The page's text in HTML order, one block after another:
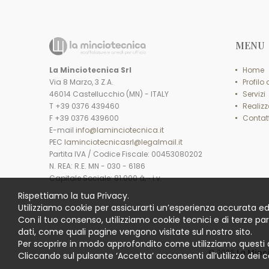
La Minciotecnica Srl
Via 8 Marzo, 3 Z.A.
46014 Castellucchio (MN) - ITALY
T +39 0376 439460
F +39 0376 439600
E-mail info@laminciotecnica.it
PEC laminciotecnicasrl@legalmail.it
Partita IVA / Codice Fiscale: 00453080202
N. REA: R.E. MN - 030 - 6186
Capitale Sociale: 81.000 â‚¬ i.v.
MENU
Home
Profilo
Servizi
© 2026La
Rispettiamo la tua Privacy.
Utilizziamo cookie per assicurarti un’esperienza accurata
Con il tuo consenso, utilizziamo cookie tecnici e di terze
dati, come quali pagine vengono visitate sul nostro sito.
Per scoprire in modo approfondito come utilizziamo questi
Cliccando sul pulsante ‘Accetta’ acconsenti all’utilizzo dei